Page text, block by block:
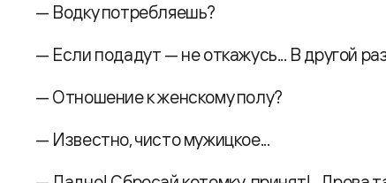
— Водку потребляешь?
— Если подадут — не откажусь... В другой
— Отношение к женскому полу?
— Известно, чисто мужицкое...